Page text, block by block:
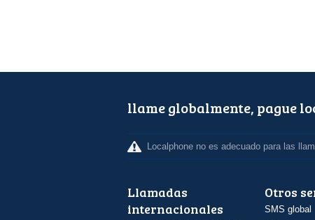
llame globalmente, pague
Localphone no es adecuado para las
Llamadas
internacionales
Otros
SMS global